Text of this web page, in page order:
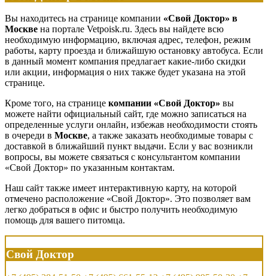
Вы находитесь на странице компании «Свой Доктор» в
Москве на портале Vetpoisk.ru. Здесь вы найдете всю
необходимую информацию, включая адрес, телефон, режим
работы, карту проезда и ближайшую остановку автобуса. Если
в данный момент компания предлагает какие-либо скидки
или акции, информация о них также будет указана на этой
странице.
Кроме того, на странице компании «Свой Доктор» вы
можете найти официальный сайт, где можно записаться на
определенные услуги онлайн, избежав необходимости стоять
в очереди в Москве, а также заказать необходимые товары с
доставкой в ближайший пункт выдачи. Если у вас возникли
вопросы, вы можете связаться с консультантом компании
«Свой Доктор» по указанным контактам.
Наш сайт также имеет интерактивную карту, на которой
отмечено расположение «Свой Доктор». Это позволяет вам
легко добраться в офис и быстро получить необходимую
помощь для вашего питомца.
Свой Доктор